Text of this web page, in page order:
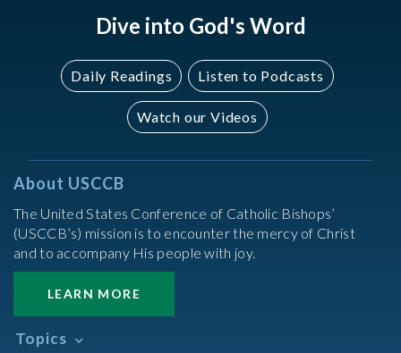
Dive into God's Word
Daily Readings Listen to Podcasts
Watch our Videos
About USCCB
The United States Conference of Catholic Bishops’
(USCCB’s) mission is to encounter the mercy of Christ
and to accompany His people with joy.
LEARN MORE
Topics